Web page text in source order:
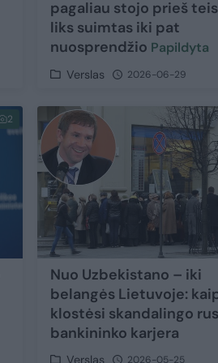
pagaliau stojo prieš
liks suimtas iki pat
nuosprendžio Papildyta
Verslas 2026-06-29
2
Nuo Uzbekistano – iki
belangės Lietuvoje:
klostėsi skandalingo
bankininko karjera
2026-05-25